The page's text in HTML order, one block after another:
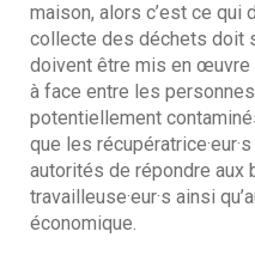
maison, alors c’est ce qui
collecte des déchets doit
doivent être mis en
à face entre les
potentiellement
que les
autorités de répondre
travailleuse·eur·s ainsi
économique.